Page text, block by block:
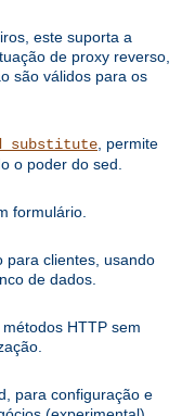
este suporta a
de proxy reverso,
são válidos para os
, permite
o poder do sed.
formulário.
para clientes, usando
de dados.
HTTP sem
para configuração e